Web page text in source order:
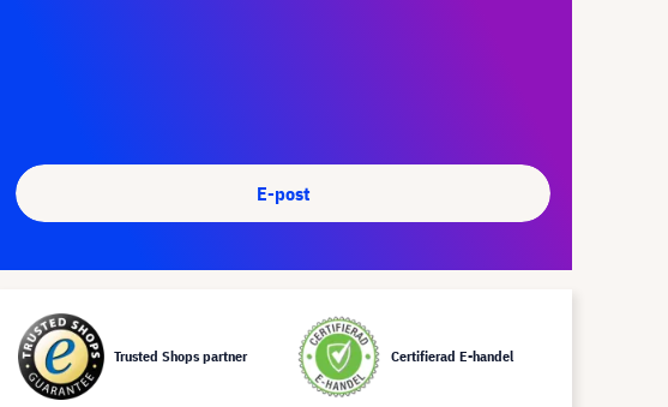
E-post
Trusted Shops partner Certifierad E-handel